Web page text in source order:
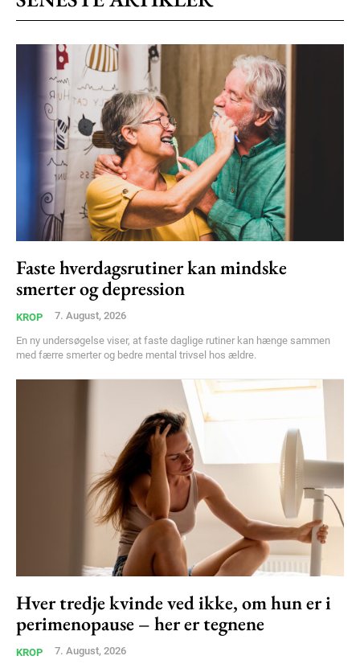
Etiam est nibh, lobortis sit
Praesent euismod ac
Ut mollis pellentesque tortor
Nullam eu erat condimentum
Donec quis est ac felis
Orci varius natoque dolor
Member full access
100DKK / year
Praesent euismod ac
Ut mollis pellentesque tortor
Nullam eu erat condimentum
Donec quis est ac felis
Orci varius natoque dolor
YEARLY PRICING MONTHLY PRICING
Faste hverdagsrutiner kan mindske
smerter og depression
KROP 7. August, 2026
En ny undersøgelse viser, at faste daglige rutiner kan hænge sammen
med færre smerter og bedre mental trivsel hos ældre.
Hver tredje kvinde ved ikke, om hun er i
perimenopause – her er tegnene
KROP 7. August, 2026